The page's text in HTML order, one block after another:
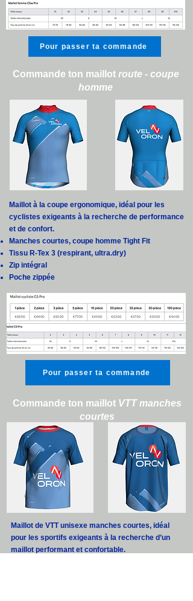
Pour passer ta commande
Commande ton maillot route - coupe
homme
Maillot à la coupe ergonomique, idéal pour les
cyclistes exigeants à la recherche de performance
et de confort.
Manches courtes, coupe homme Tight Fit
Tissu R-Tex 3 (respirant, ultra.dry)
Zip intégral
Poche zippée
Pour passer ta commande
Commande ton maillot VTT manches
courtes
Maillot de VTT unisexe manches courtes, idéal
pour les sportifs exigeants à la recherche d’un
maillot performant et confortable.